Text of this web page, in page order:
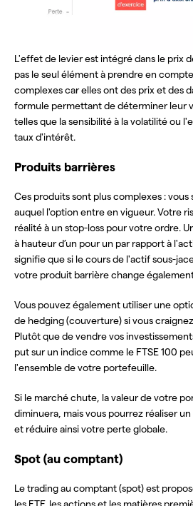
L'effet de levier est intégré dans le prix
pas le seul élément à prendre en
complexes car elles ont des prix et des
formule permettant de déterminer leur
telles que la sensibilité à la volatilité ou
taux d'intérêt.
Produits barrières
Ces produits sont plus complexes :
auquel l'option entre en vigueur. Votre
réalité à un stop-loss pour votre ordre.
à hauteur d’un pour un par rapport à
signifie que si le cours de l'actif sous-
votre produit barrière change
Vous pouvez également utiliser une
de hedging (couverture) si vous
Plutôt que de vendre vos
put sur un indice comme le FTSE 100
l'ensemble de votre portefeuille.
Si le marché chute, la valeur de votre
diminuera, mais vous pourrez réaliser
et réduire ainsi votre perte globale.
Spot (au comptant)
Le trading au comptant (spot) est
les ETF, les actions et les matières